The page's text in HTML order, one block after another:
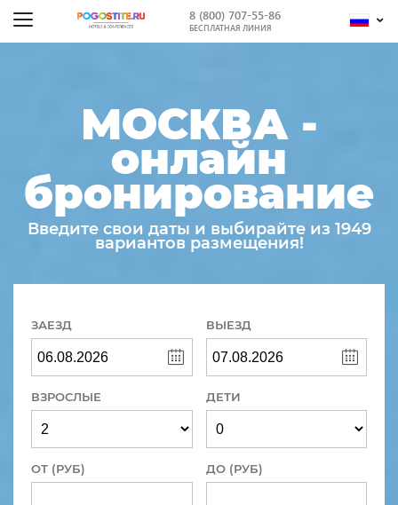
8 (800) 707-55-86
БЕСПЛАТНАЯ ЛИНИЯ
МОСКВА -
онлайн
бронирование
Введите свои даты и выбирайте из 1949
вариантов размещения!
ЗАЕЗД ВЫЕЗД
ВЗРОСЛЫЕ ДЕТИ
ОТ (РУБ) ДО (РУБ)